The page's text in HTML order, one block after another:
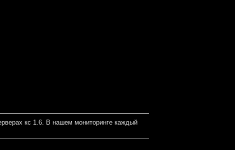
кс 1.6. В нашем мониторинге каждый